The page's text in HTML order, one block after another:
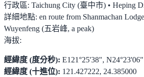
行政區: Taichung City (臺中市) • Heping
詳細地點: en route from Shanmachan
Wuyenfeng (五岩峰, a peak)
海拔:
經緯度 (度分秒): E121°25'38", N24°23'06"
經緯度 (十進位): 121.427222, 24.385000